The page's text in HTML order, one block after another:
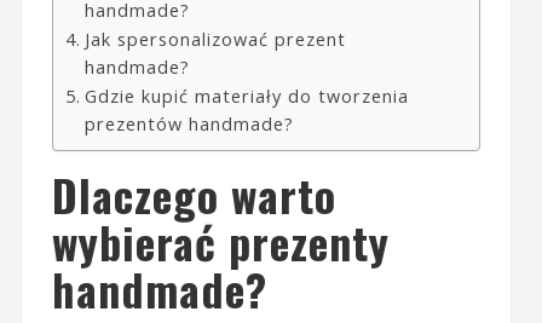
handmade?
Jak spersonalizować prezent
handmade?
Gdzie kupić materiały do tworzenia
prezentów handmade?
Dlaczego warto
wybierać prezenty
handmade?